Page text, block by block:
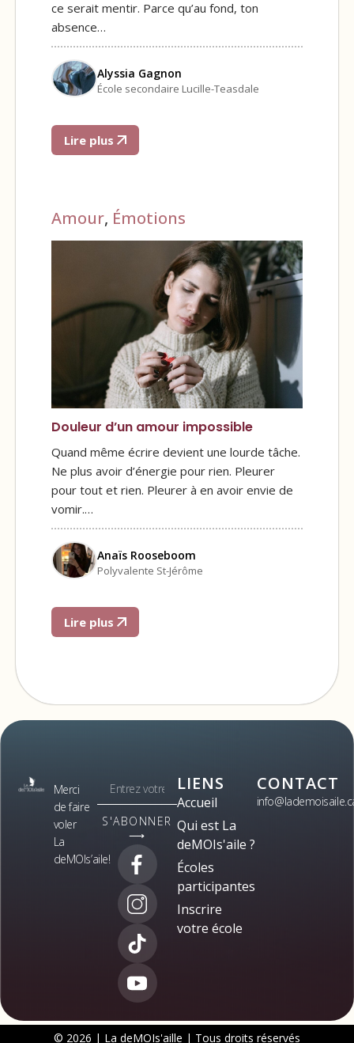
ce serait mentir. Parce qu’au fond, ton
absence…
Alyssia Gagnon
École secondaire Lucille-Teasdale
Lire plus
Amour, Émotions
Douleur d’un amour impossible
Quand même écrire devient une lourde tâche.
Ne plus avoir d’énergie pour rien. Pleurer
pour tout et rien. Pleurer à en avoir envie de
vomir.…
Anaïs Rooseboom
Polyvalente St-Jérôme
Lire plus
Merci
de faire
voler
La
deMOIs’aile!
S'ABONNER
⟶
LIENS
Accueil
Qui est La
deMOIs'aile ?
Écoles
participantes
Inscrire
votre école
CONTACT
© 2026 | La deMOIs'aille | Tous droits réservés